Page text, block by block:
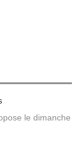
le dimanche